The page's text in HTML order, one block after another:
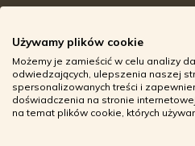
Adresy sklepów stacjonarnych
Godziny otwarcia sklepów
Aplikacja zoozone.pl
Zwroty i reklamacje
Używamy plików cookie
Możemy je zamieścić w celu analizy
odwiedzających, ulepszenia naszej
spersonalizowanych treści i
doświadczenia na stronie
na temat plików cookie, których